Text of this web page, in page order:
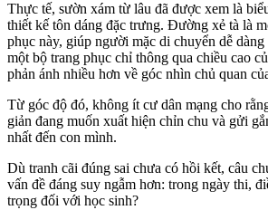
Thực tế, sườn xám từ lâu đã được xem là
thiết kế tôn dáng đặc trưng. Đường xẻ tà là
phục này, giúp người mặc di chuyển dễ
một bộ trang phục chỉ thông qua chiều cao
phản ánh nhiều hơn về góc nhìn chủ quan
Từ góc độ đó, không ít cư dân mạng cho
giản đang muốn xuất hiện chỉn chu và gửi
nhất đến con mình.
Dù tranh cãi đúng sai chưa có hồi kết, câu
vấn đề đáng suy ngẫm hơn: trong ngày thi,
trọng đối với học sinh?